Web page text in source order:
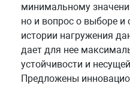
минимальному
но и вопрос о выборе и
истории нагружения
дает для нее
устойчивости и
Предложены